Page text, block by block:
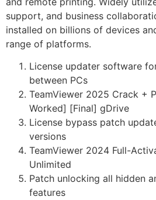
support, and business
installed on billions of devices
range of platforms.
License updater software
between PCs
TeamViewer 2025 Crack +
Worked] [Final] gDrive
License bypass patch
versions
TeamViewer 2024 Full-
Unlimited
Patch unlocking all hidden
features